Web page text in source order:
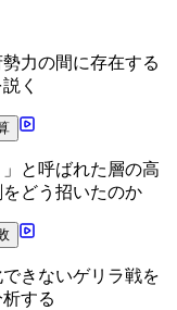
力の間に存在する
く
と呼ばれた層の高
どう招いたのか
きないゲリラ戦を
する